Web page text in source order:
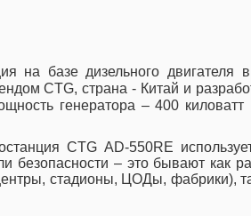
на базе дизельного двигателя
CTG, страна - Китай и
генератора – 400
CTG AD-550RE
безопасности – это бывают как
стадионы, ЦОДы, фабрики),